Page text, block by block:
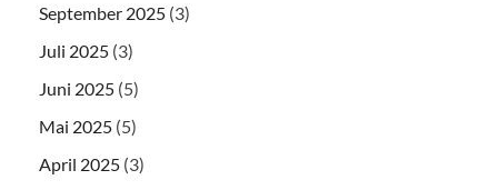
September 2025 (3)
Juli 2025 (3)
Juni 2025 (5)
Mai 2025 (5)
April 2025 (3)